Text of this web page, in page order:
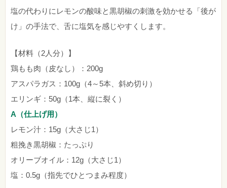
塩の代わりにレモンの酸味と黒胡椒の刺激を効かせる「後が
け」の手法で、舌に塩気を感じやすくします。
【材料（2人分）】
鶏もも肉（皮なし）：200g
アスパラガス：100g（4～5本、斜め切り）
エリンギ：50g（1本、縦に裂く）
A（仕上げ用）
レモン汁：15g（大さじ1）
粗挽き黒胡椒：たっぷり
オリーブオイル：12g（大さじ1）
塩：0.5g（指先でひとつまみ程度）